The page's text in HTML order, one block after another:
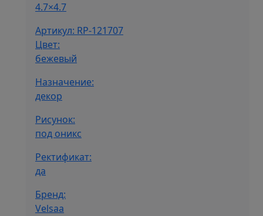
4.7×4.7
Артикул: RP-121707
Цвет:
бежевый
Назначение:
декор
Рисунок:
под оникс
Ректификат:
да
Бренд:
Velsaa